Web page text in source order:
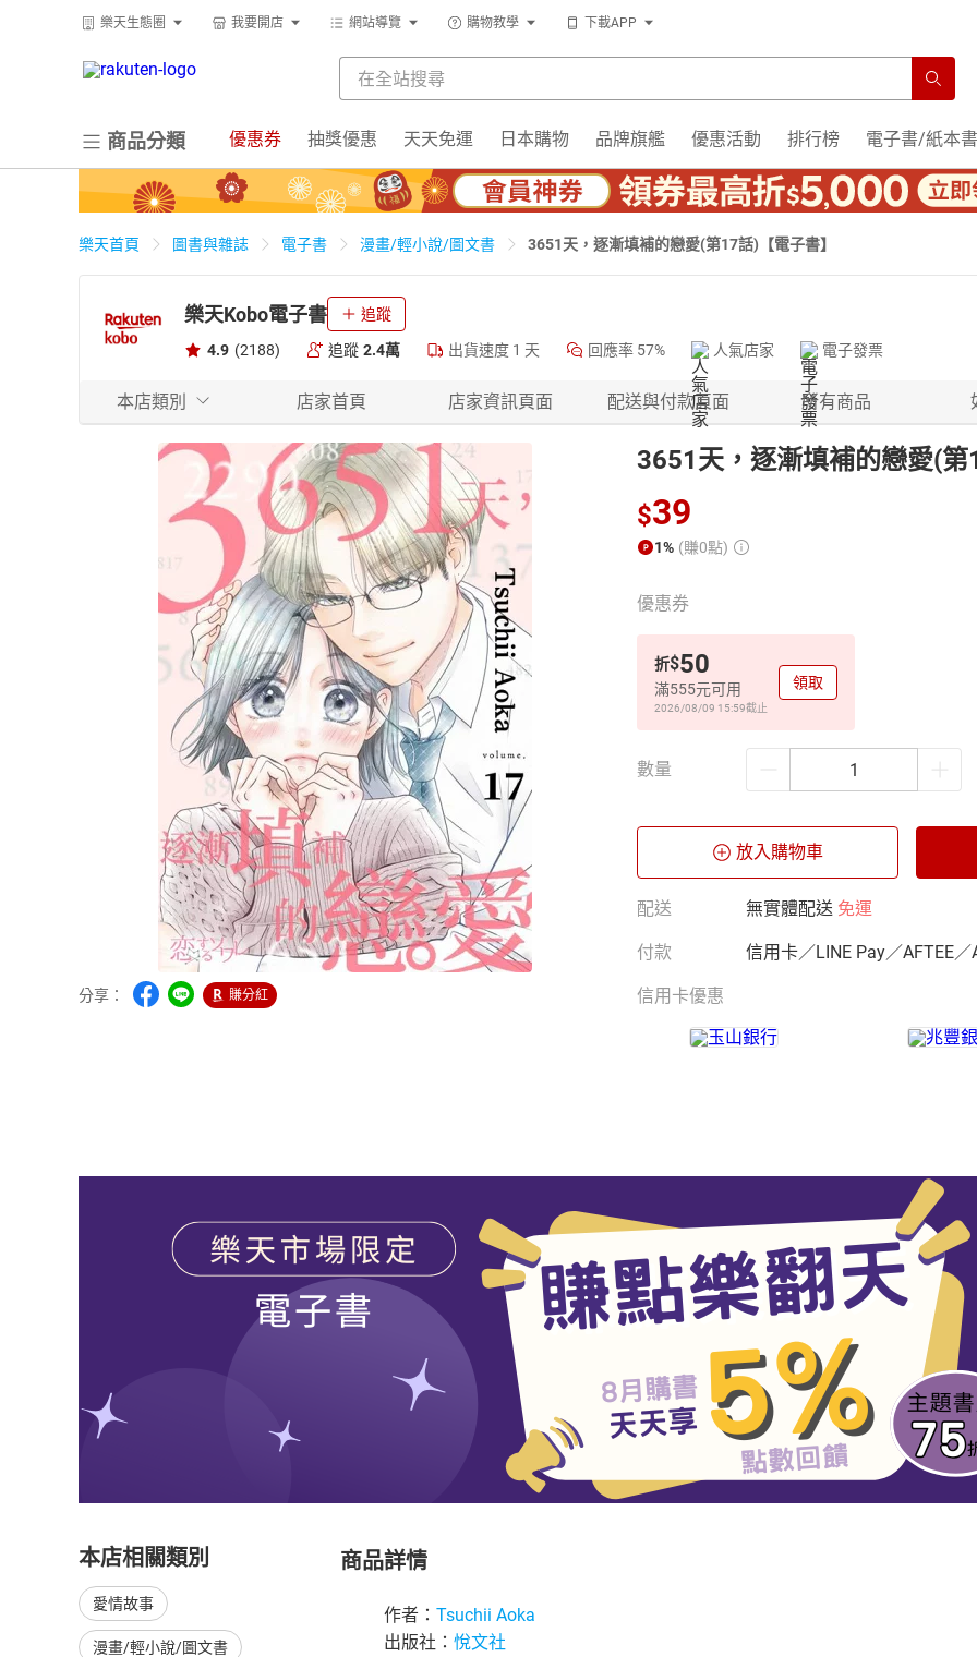
樂天生態圈 我要開店 網站導覽 購物教學 下載APP
商品分類 優惠券 抽獎優惠 天天免運 日本購物 品牌旗艦 優惠活動 排行榜 電子書/紙本書
樂天首頁 圖書與雜誌 電子書 漫畫/輕小說/圖文書 3651天，逐漸填補的戀愛(第17話)【電子書】
樂天Kobo電子書 追蹤
4.9 (2188) 追蹤 2.4萬 出貨速度 1 天 回應率 57% 人氣店家 電子發票
本店類別 店家首頁 店家資訊頁面 配送與付款頁面 所有商品
分享： 賺分紅
3651天，逐漸填補的戀愛(
$39
1% (賺0點)
優惠券
折$50
滿555元可用
2026/08/09 15:59截止
領取
數量
放入購物車
配送 無實體配送 免運
付款 信用卡／LINE Pay／AFTEE／
信用卡優惠
本店相關類別
愛情故事
漫畫/輕小說/圖文書
商品詳情
作者： Tsuchii Aoka
出版社： 悅文社